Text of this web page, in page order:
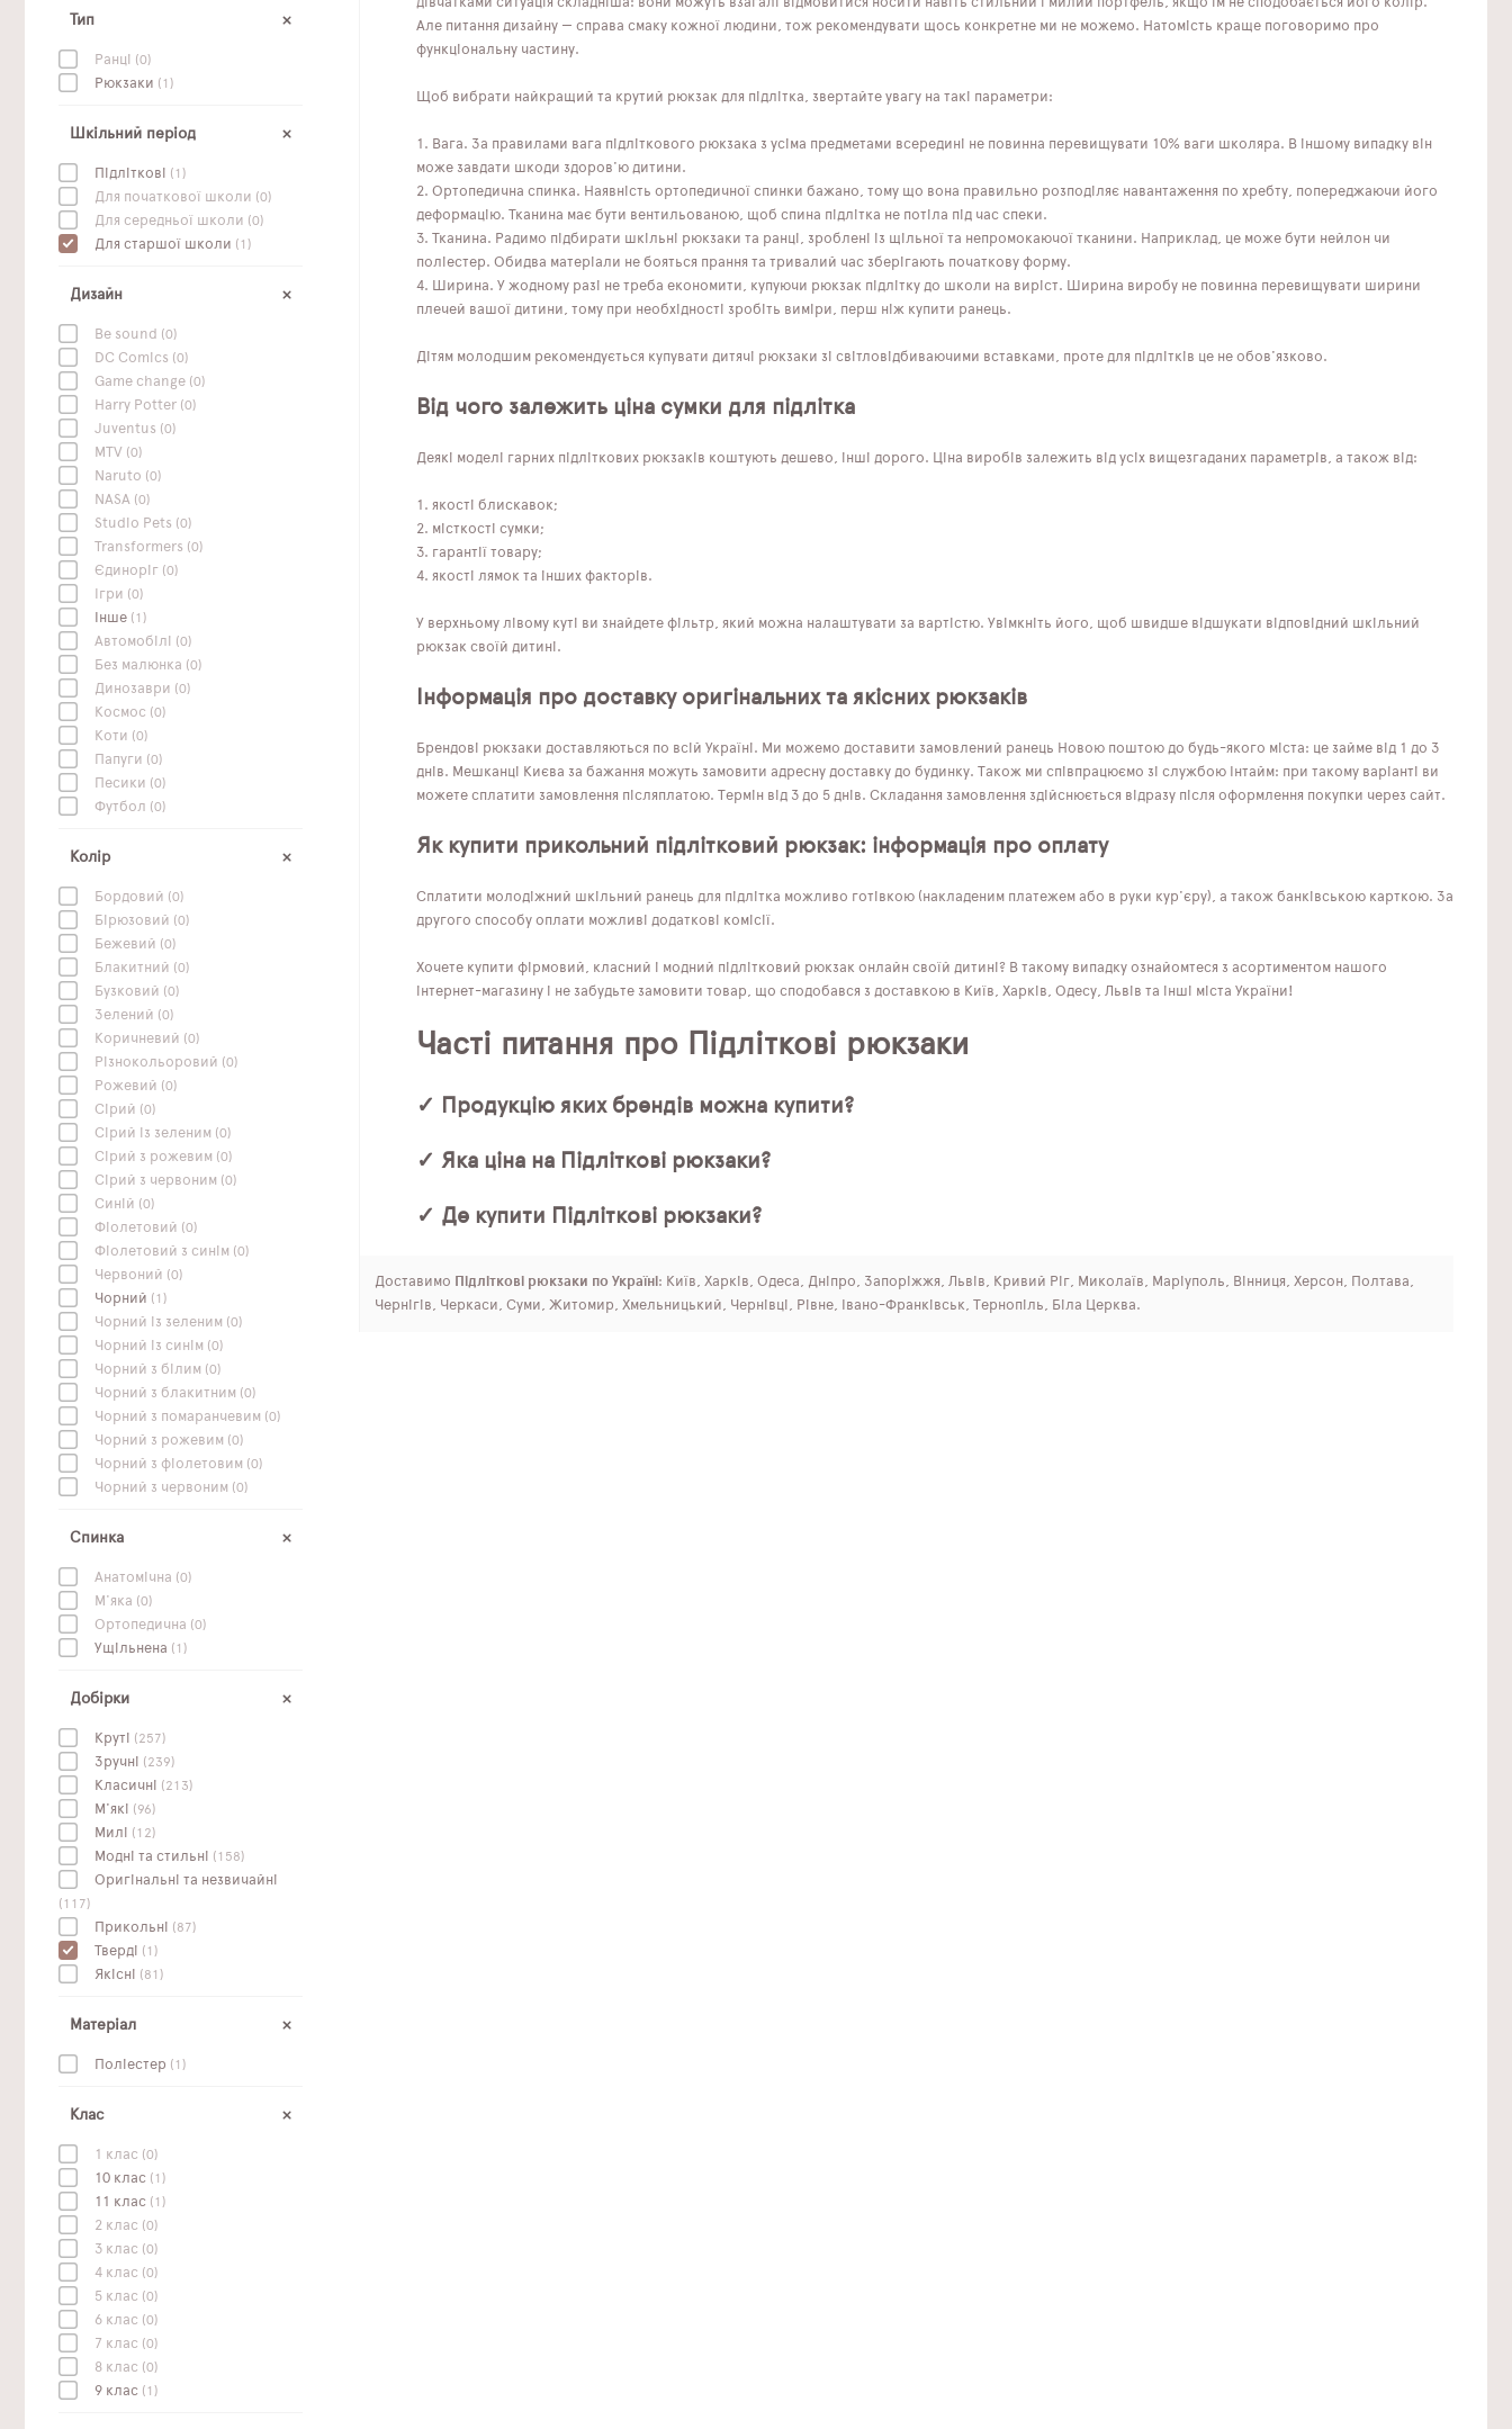
Тип
Ранці (0)
Рюкзаки (1)
Шкільний період
Підліткові (1)
Для початкової школи (0)
Для середньої школи (0)
Для старшої школи (1)
Дизайн
Be sound (0)
DC Сomics (0)
Game change (0)
Harry Potter (0)
Juventus (0)
MTV (0)
Naruto (0)
NASA (0)
Studio Pets (0)
Transformers (0)
Єдиноріг (0)
Ігри (0)
Інше (1)
Автомобілі (0)
Без малюнка (0)
Динозаври (0)
Космос (0)
Коти (0)
Папуги (0)
Песики (0)
Футбол (0)
Колір
Бордовий (0)
Бірюзовий (0)
Бежевий (0)
Блакитний (0)
Бузковий (0)
Зелений (0)
Коричневий (0)
Різнокольоровий (0)
Рожевий (0)
Сірий (0)
Сірий із зеленим (0)
Сірий з рожевим (0)
Сірий з червоним (0)
Синій (0)
Фіолетовий (0)
Фіолетовий з синім (0)
Червоний (0)
Чорний (1)
Чорний із зеленим (0)
Чорний із синім (0)
Чорний з білим (0)
Чорний з блакитним (0)
Чорний з помаранчевим (0)
Чорний з рожевим (0)
Чорний з фіолетовим (0)
Чорний з червоним (0)
Спинка
Анатомічна (0)
М'яка (0)
Ортопедична (0)
Ущільнена (1)
Добірки
Круті (257)
Зручні (239)
Класичні (213)
М'які (96)
Милі (12)
Модні та стильні (158)
Оригінальні та незвичайні
(117)
Прикольні (87)
Тверді (1)
Якісні (81)
Матеріал
Поліестер (1)
Клас
1 клас (0)
10 клас (1)
11 клас (1)
2 клас (0)
3 клас (0)
4 клас (0)
5 клас (0)
6 клас (0)
7 клас (0)
8 клас (0)
9 клас (1)
Але питання дизайну — справа смаку кожної людини, тож рекомендувати щось конкретне ми не можемо. Натомість краще поговоримо про
функціональну частину.
Щоб вибрати найкращий та крутий рюкзак для підлітка, звертайте увагу на такі параметри:
Вага. За правилами вага підліткового рюкзака з усіма предметами всередині не повинна перевищувати 10% ваги школяра. В іншому випадку він
може завдати шкоди здоров'ю дитини.
Ортопедична спинка. Наявність ортопедичної спинки бажано, тому що вона правильно розподіляє навантаження по хребту, попереджаючи його
деформацію. Тканина має бути вентильованою, щоб спина підлітка не потіла під час спеки.
Тканина. Радимо підбирати шкільні рюкзаки та ранці, зроблені із щільної та непромокаючої тканини. Наприклад, це може бути нейлон чи
поліестер. Обидва матеріали не бояться прання та тривалий час зберігають початкову форму.
Ширина. У жодному разі не треба економити, купуючи рюкзак підлітку до школи на виріст. Ширина виробу не повинна перевищувати ширини
плечей вашої дитини, тому при необхідності зробіть виміри, перш ніж купити ранець.
Дітям молодшим рекомендується купувати дитячі рюкзаки зі світловідбиваючими вставками, проте для підлітків це не обов'язково.
Від чого залежить ціна сумки для підлітка
Деякі моделі гарних підліткових рюкзаків коштують дешево, інші дорого. Ціна виробів залежить від усіх вищезгаданих параметрів, а також від:
якості блискавок;
місткості сумки;
гарантії товару;
якості лямок та інших факторів.
У верхньому лівому куті ви знайдете фільтр, який можна налаштувати за вартістю. Увімкніть його, щоб швидше відшукати відповідний шкільний
рюкзак своїй дитині.
Інформація про доставку оригінальних та якісних рюкзаків
Брендові рюкзаки доставляються по всій Україні. Ми можемо доставити замовлений ранець Новою поштою до будь-якого міста: це займе від 1 до 3
днів. Мешканці Києва за бажання можуть замовити адресну доставку до будинку. Також ми співпрацюємо зі службою Інтайм: при такому варіанті ви
можете сплатити замовлення післяплатою. Термін від 3 до 5 днів. Складання замовлення здійснюється відразу після оформлення покупки через сайт.
Як купити прикольний підлітковий рюкзак: інформація про оплату
Сплатити молодіжний шкільний ранець для підлітка можливо готівкою (накладеним платежем або в руки кур'єру), а також банківською карткою. За
другого способу оплати можливі додаткові комісії.
Хочете купити фірмовий, класний і модний підлітковий рюкзак онлайн своїй дитині? В такому випадку ознайомтеся з асортиментом нашого
інтернет-магазину і не забудьте замовити товар, що сподобався з доставкою в Київ, Харків, Одесу, Львів та інші міста України!
Часті питання про Підліткові рюкзаки
✓ Продукцію яких брендів можна купити?
✓ Яка ціна на Підліткові рюкзаки?
✓ Де купити Підліткові рюкзаки?
Доставимо Підліткові рюкзаки по Україні : Київ, Харків, Одеса, Дніпро, Запоріжжя, Львів, Кривий Ріг, Миколаїв, Маріуполь, Вінниця, Херсон, Полтава,
Чернігів, Черкаси, Суми, Житомир, Хмельницький, Чернівці, Рівне, Івано-Франківськ, Тернопіль, Біла Церква.